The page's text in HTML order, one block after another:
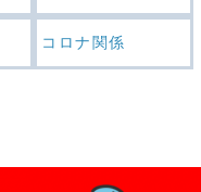
コロナ関係